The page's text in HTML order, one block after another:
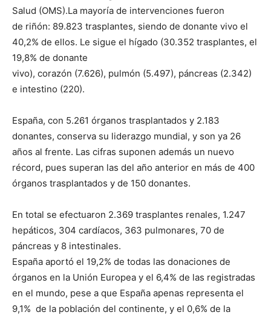
Salud (OMS).La mayoría de intervenciones fueron
de riñón: 89.823 trasplantes, siendo de donante vivo el
40,2% de ellos. Le sigue el hígado (30.352 trasplantes, el
19,8% de donante
vivo), corazón (7.626), pulmón (5.497), páncreas (2.342)
e intestino (220).
España, con 5.261 órganos trasplantados y 2.183
donantes, conserva su liderazgo mundial, y son ya 26
años al frente. Las cifras suponen además un nuevo
récord, pues superan las del año anterior en más de 400
órganos trasplantados y de 150 donantes.
En total se efectuaron 2.369 trasplantes renales, 1.247
hepáticos, 304 cardíacos, 363 pulmonares, 70 de
páncreas y 8 intestinales.
España aportó el 19,2% de todas las donaciones de
órganos en la Unión Europea y el 6,4% de las registradas
en el mundo, pese a que España apenas representa el
9,1% de la población del continente, y el 0,6% de la